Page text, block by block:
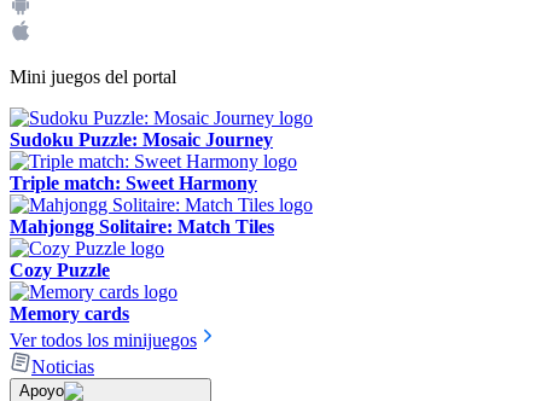
Mini juegos del portal
Sudoku Puzzle: Mosaic Journey
Triple match: Sweet Harmony
Mahjongg Solitaire: Match Tiles
Cozy Puzzle
Memory cards
Ver todos los minijuegos
Noticias
Apoyo